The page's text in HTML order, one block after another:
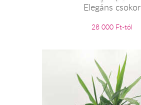
Elegáns csokor
28 000 Ft-tól